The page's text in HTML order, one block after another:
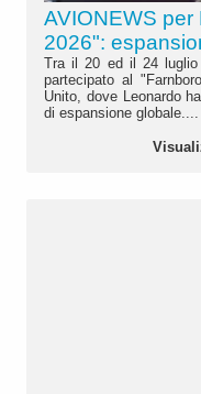
AVIONEWS
2026":
Tra il 20 ed il 24 luglio
partecipato al
Unito, dove Leonardo
di espansione globale....